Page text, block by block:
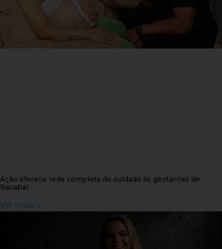
Ação oferece rede completa de cuidado às gestantes de
Bacabal
Ver mais »